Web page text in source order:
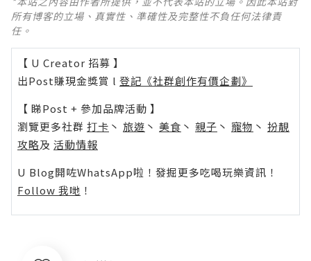
所有博客的立場、真實性、準確性及完整性不負任何法律責
任。
【 U Creator 招募 】
出Post賺現金獎賞 l 登記《社群創作有價企劃》
【 睇Post + 參加品牌活動 】
瀏覽更多社群 打卡 丶 旅遊 丶 美食 丶 親子 丶 寵物 丶 扮靚
攻略及 活動情報
U Blog開咗WhatsApp啦！發掘更多吃喝玩樂資訊！
Follow 我哋 ！